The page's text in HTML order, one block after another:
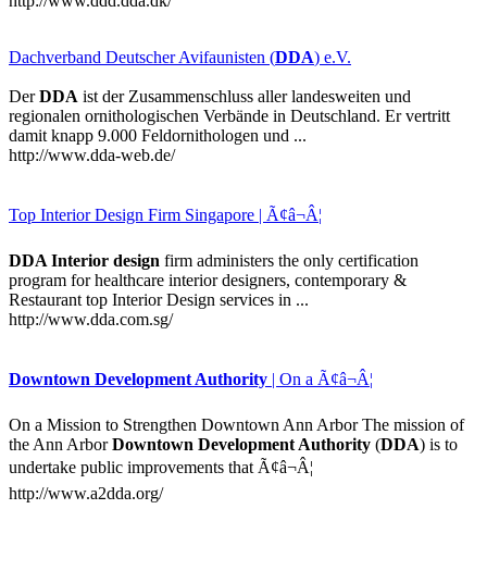
Dachverband Deutscher Avifaunisten (DDA) e.V.
DerDDA ist der Zusammenschluss aller landesweiten und
regionalen ornithologischen Verbände in Deutschland. Er vertritt
damit knapp 9.000 Feldornithologen und ...
http://www.dda-web.de/
Top Interior Design Firm Singapore | Ã¢â¬Â¦
DDA Interior design firm administers the only certification
program for healthcare interior designers, contemporary &
Restaurant top Interior Design services in ...
http://www.dda.com.sg/
Downtown Development Authority | On a Ã¢â¬Â¦
On a Mission to Strengthen Downtown Ann Arbor The mission of
the Ann ArborDowntown Development Authority (DDA) is to
undertake public improvements that Ã¢â¬Â¦
http://www.a2dda.org/